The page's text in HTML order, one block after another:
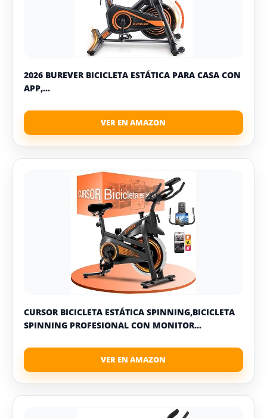
2026 BUREVER BICICLETA ESTÁTICA PARA CASA CON
APP,...
CURSOR BICICLETA ESTÁTICA SPINNING,BICICLETA
SPINNING PROFESIONAL CON MONITOR...